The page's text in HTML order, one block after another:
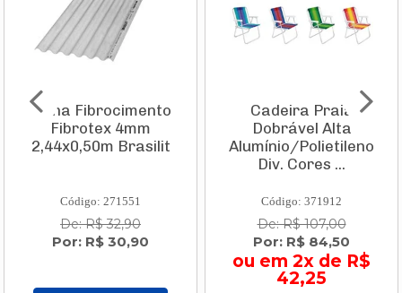
Telha Fibrocimento
Fibrotex 4mm
2,44x0,50m Brasilit
Código: 271551
De: R$ 32,90
Por: R$ 30,90
Cadeira Praia
Dobrável Alta
Alumínio/Polietileno
Div. Cores ...
Código: 371912
De: R$ 107,00
Por: R$ 84,50
ou em 2x de R$
42,25